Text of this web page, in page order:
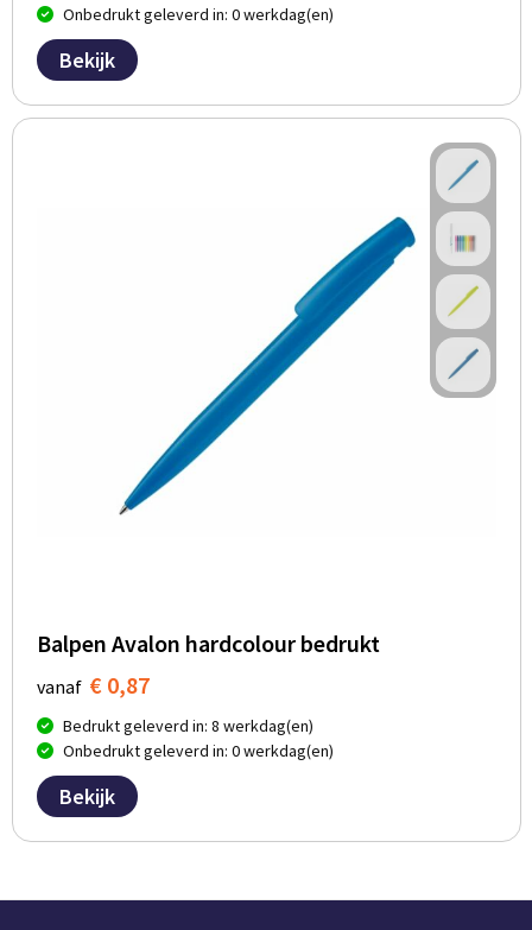
Onbedrukt geleverd in: 0 werkdag(en)
Bekijk
Balpen Avalon hardcolour bedrukt
vanaf € 0,87
Bedrukt geleverd in: 8 werkdag(en)
Onbedrukt geleverd in: 0 werkdag(en)
Bekijk